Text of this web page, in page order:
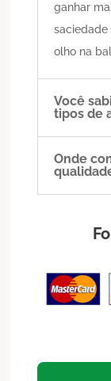
ganhar
olho na
Você
tipos de
Onde